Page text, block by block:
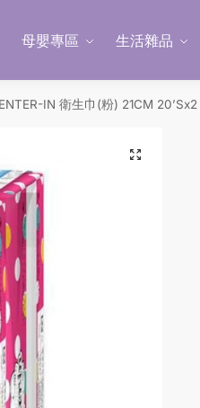
母嬰專區 生活雜品
IN 衛生巾(粉) 21CM 20’Sx2